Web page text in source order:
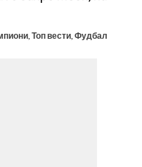
,Топ вести,Фудбал